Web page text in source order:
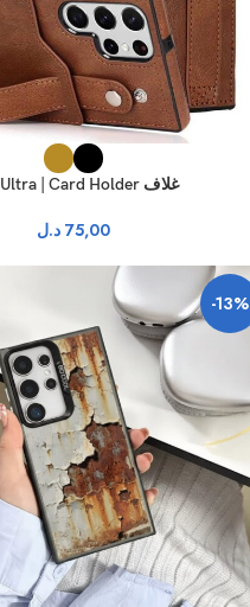
غلاف S25 Ultra | Card Holder
75,00 د.ل
-13%